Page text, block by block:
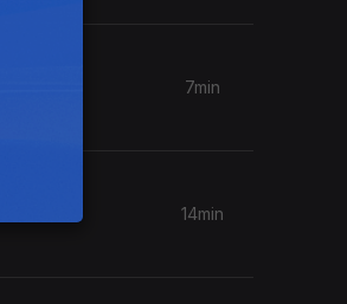
7min
14min